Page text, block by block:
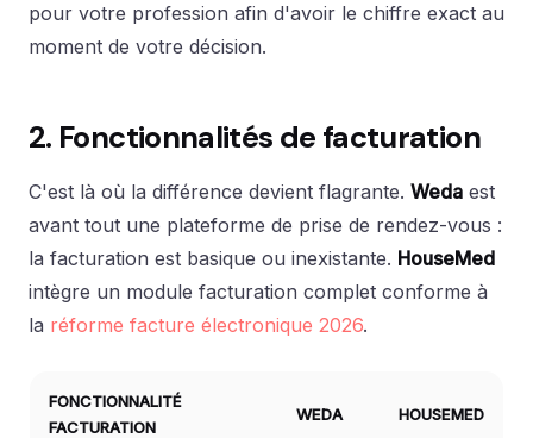
pour votre profession afin d'avoir le chiffre exact au
moment de votre décision.
2. Fonctionnalités de facturation
C'est là où la différence devient flagrante. Weda est
avant tout une plateforme de prise de rendez-vous :
la facturation est basique ou inexistante. HouseMed
intègre un module facturation complet conforme à
la réforme facture électronique 2026.
FONCTIONNALITÉ
FACTURATION
WEDA HOUSEMED